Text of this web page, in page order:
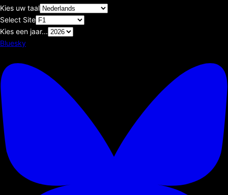
Kies uw taal
Select Site
Kies een jaar...
Bluesky